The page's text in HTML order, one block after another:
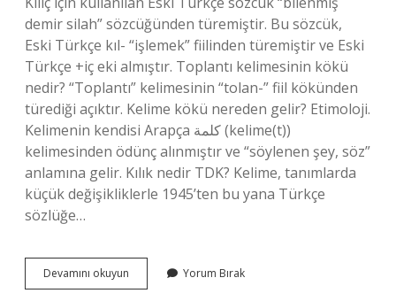
demir silah” sözcüğünden türemiştir. Bu sözcük,
Eski Türkçe kıl- “işlemek” fiilinden türemiştir ve Eski
Türkçe +iç eki almıştır. Toplantı kelimesinin kökü
nedir? “Toplantı” kelimesinin “tolan-” fiil kökünden
türediği açıktır. Kelime kökü nereden gelir? Etimoloji.
Kelimenin kendisi Arapça كلمة (kelime(t))
kelimesinden ödünç alınmıştır ve “söylenen şey, söz”
anlamına gelir. Kılık nedir TDK? Kelime, tanımlarda
küçük değişikliklerle 1945’ten bu yana Türkçe
sözlüğe…
Devamını okuyun
Kelimesinin
Yorum Bırak